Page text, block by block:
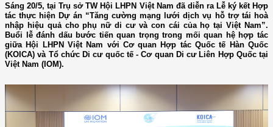
Sáng 20/5, tại Trụ sở TW Hội LHPN Việt Nam đã diễn ra Lễ ký kết Hợp
tác thực hiện Dự án “Tăng cường mạng lưới dịch vụ hỗ trợ tái hoà
nhập hiệu quả cho phụ nữ di cư và con cái của họ tại Việt Nam”.
Buổi lễ đánh dấu bước tiến quan trọng trong mối quan hệ hợp tác
giữa Hội LHPN Việt Nam với Cơ quan Hợp tác Quốc tế Hàn Quốc
(KOICA) và Tổ chức Di cư quốc tế - Cơ quan Di cư Liên Hợp Quốc tại
Việt Nam (IOM).